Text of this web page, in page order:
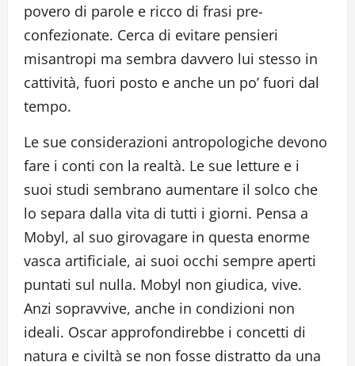
povero di parole e ricco di frasi pre-
confezionate. Cerca di evitare pensieri
misantropi ma sembra davvero lui stesso in
cattività, fuori posto e anche un po’ fuori dal
tempo.
Le sue considerazioni antropologiche devono
fare i conti con la realtà. Le sue letture e i
suoi studi sembrano aumentare il solco che
lo separa dalla vita di tutti i giorni. Pensa a
Mobyl, al suo girovagare in questa enorme
vasca artificiale, ai suoi occhi sempre aperti
puntati sul nulla. Mobyl non giudica, vive.
Anzi sopravvive, anche in condizioni non
ideali. Oscar approfondirebbe i concetti di
natura e civiltà se non fosse distratto da una